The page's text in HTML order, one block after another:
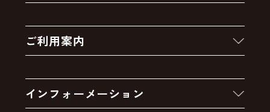
クーポン
卸販売・大量注文
アウトレットセール
ご利用案内
お支払いについて
インフォーメーション